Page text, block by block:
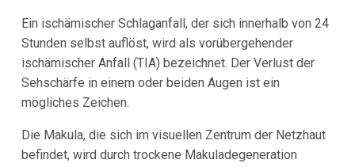
Ein ischämischer Schlaganfall, der sich innerhalb von 24
Stunden selbst auflöst, wird als vorübergehender
ischämischer Anfall (TIA) bezeichnet. Der Verlust der
Sehschärfe in einem oder beiden Augen ist ein
mögliches Zeichen.
Die Makula, die sich im visuellen Zentrum der Netzhaut
befindet, wird durch trockene Makuladegeneration